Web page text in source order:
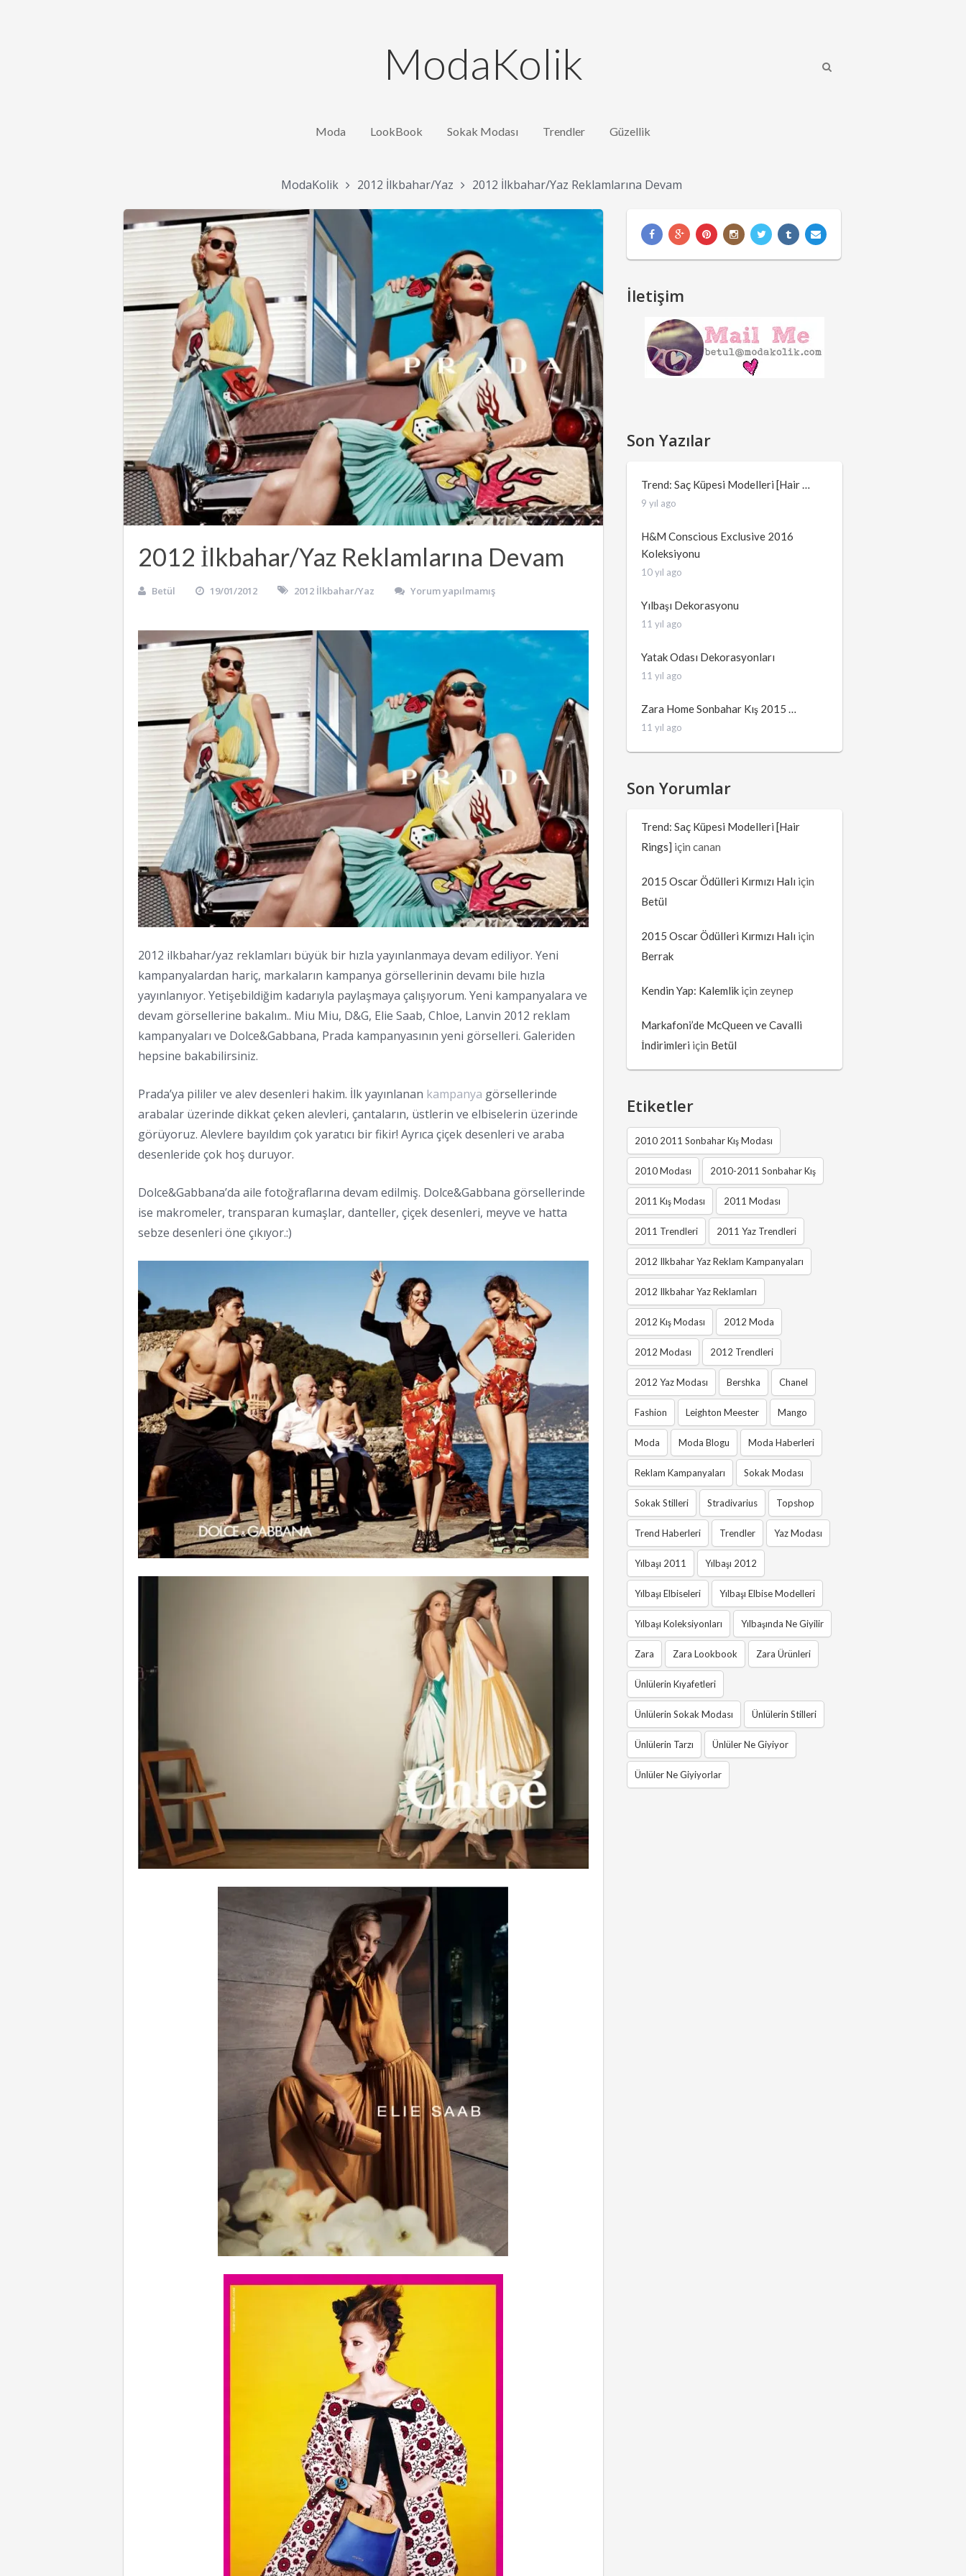
ModaKolik
Moda LookBook Sokak Modası Trendler Güzellik
ModaKolik 2012 İlkbahar/Yaz 2012 İlkbahar/Yaz Reklamlarına Devam
2012 İlkbahar/Yaz Reklamlarına Devam
Betül 19/01/2012 2012 İlkbahar/Yaz Yorum yapılmamış
2012 ilkbahar/yaz reklamları büyük bir hızla yayınlanmaya devam ediliyor. Yeni
kampanyalardan hariç, markaların kampanya görsellerinin devamı bile hızla
yayınlanıyor. Yetişebildiğim kadarıyla paylaşmaya çalışıyorum. Yeni kampanyalara ve
devam görsellerine bakalım.. Miu Miu, D&G, Elie Saab, Chloe, Lanvin 2012 reklam
kampanyaları ve Dolce&Gabbana, Prada kampanyasının yeni görselleri. Galeriden
hepsine bakabilirsiniz.
Prada’ya pililer ve alev desenleri hakim. İlk yayınlanan kampanya görsellerinde
arabalar üzerinde dikkat çeken alevleri, çantaların, üstlerin ve elbiselerin üzerinde
görüyoruz. Alevlere bayıldım çok yaratıcı bir fikir! Ayrıca çiçek desenleri ve araba
desenleride çok hoş duruyor.
Dolce&Gabbana’da aile fotoğraflarına devam edilmiş. Dolce&Gabbana görsellerinde
ise makromeler, transparan kumaşlar, danteller, çiçek desenleri, meyve ve hatta
sebze desenleri öne çıkıyor.:)
İletişim
Son Yazılar
Trend: Saç Küpesi Modelleri [Hair …
9 yıl ago
H&M Conscious Exclusive 2016
Koleksiyonu
10 yıl ago
Yılbaşı Dekorasyonu
11 yıl ago
Yatak Odası Dekorasyonları
11 yıl ago
Zara Home Sonbahar Kış 2015 …
11 yıl ago
Son Yorumlar
Trend: Saç Küpesi Modelleri [Hair
Rings] için canan
2015 Oscar Ödülleri Kırmızı Halı için
Betül
2015 Oscar Ödülleri Kırmızı Halı için
Berrak
Kendin Yap: Kalemlik için zeynep
Markafoni’de McQueen ve Cavalli
İndirimleri için Betül
Etiketler
2010 2011 Sonbahar Kış Modası
2010 Modası 2010-2011 Sonbahar Kış
2011 Kış Modası 2011 Modası
2011 Trendleri 2011 Yaz Trendleri
2012 Ilkbahar Yaz Reklam Kampanyaları
2012 Ilkbahar Yaz Reklamları
2012 Kış Modası 2012 Moda
2012 Modası 2012 Trendleri
2012 Yaz Modası Bershka Chanel
Fashion Leighton Meester Mango
Moda Moda Blogu Moda Haberleri
Reklam Kampanyaları Sokak Modası
Sokak Stilleri Stradivarius Topshop
Trend Haberleri Trendler Yaz Modası
Yılbaşı 2011 Yılbaşı 2012
Yılbaşı Elbiseleri Yılbaşı Elbise Modelleri
Yılbaşı Koleksiyonları Yılbaşında Ne Giyilir
Zara Zara Lookbook Zara Ürünleri
Ünlülerin Kıyafetleri
Ünlülerin Sokak Modası Ünlülerin Stilleri
Ünlülerin Tarzı Ünlüler Ne Giyiyor
Ünlüler Ne Giyiyorlar